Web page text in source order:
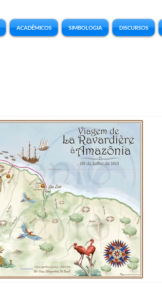
ACADÊMICOS SIMBOLOGIA DISCURSOS